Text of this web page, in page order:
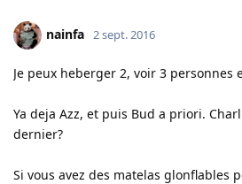
nainfa 2 sept. 2016
Je peux heberger 2, voir 3 personnes
Ya deja Azz, et puis Bud a priori.
dernier?
Si vous avez des matelas glonflables